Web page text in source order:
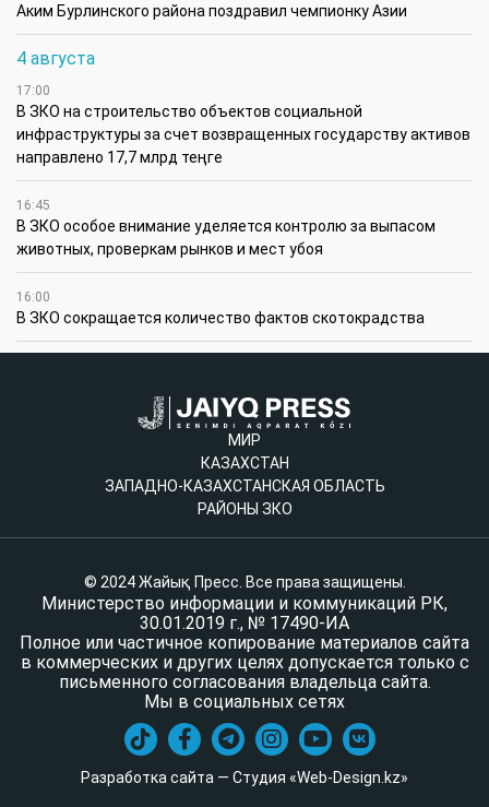
Аким Бурлинского района поздравил чемпионку Азии
4 августа
17:00
В ЗКО на строительство объектов социальной
инфраструктуры за счет возвращенных государству активов
направлено 17,7 млрд теңге
16:45
В ЗКО особое внимание уделяется контролю за выпасом
животных, проверкам рынков и мест убоя
16:00
В ЗКО сокращается количество фактов скотокрадства
МИР
КАЗАХСТАН
ЗАПАДНО-КАЗАХСТАНСКАЯ ОБЛАСТЬ
РАЙОНЫ ЗКО
© 2024 Жайық Пресс. Все права защищены.
Министерство информации и коммуникаций РК,
30.01.2019 г., № 17490-ИА
Полное или частичное копирование материалов сайта
в коммерческих и других целях допускается только с
письменного согласования владельца сайта.
Мы в социальных сетях
Разработка сайта — Студия «Web-Design.kz»